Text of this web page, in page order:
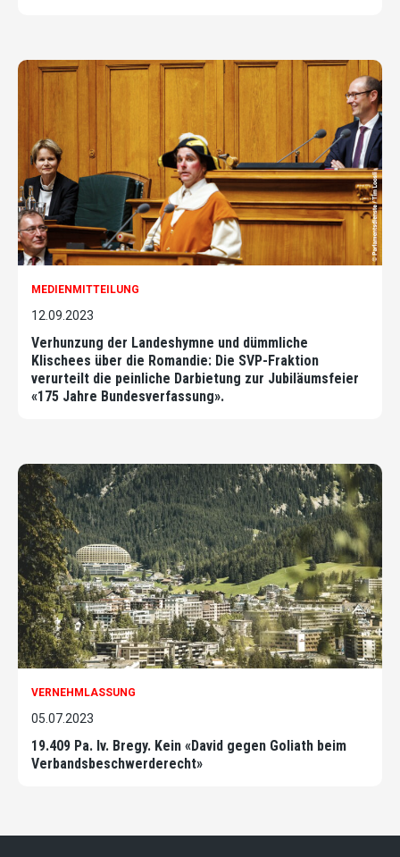
MEDIENMITTEILUNG
12.09.2023
Verhunzung der Landeshymne und dümmliche
Klischees über die Romandie: Die SVP-Fraktion
verurteilt die peinliche Darbietung zur Jubiläumsfeier
«175 Jahre Bundesverfassung».
VERNEHMLASSUNG
05.07.2023
19.409 Pa. Iv. Bregy. Kein «David gegen Goliath beim
Verbandsbeschwerderecht»